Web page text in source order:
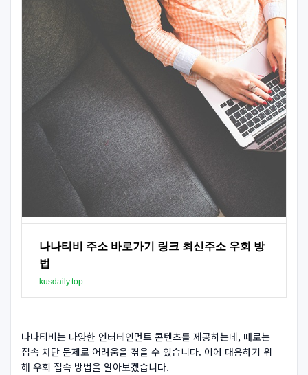
나나티비 주소 바로가기 링크 최신주소 우회 방
법
kusdaily.top
나나티비는 다양한 엔터테인먼트 콘텐츠를 제공하는데, 때로는
접속 차단 문제로 어려움을 겪을 수 있습니다. 이에 대응하기 위
해 우회 접속 방법을 알아보겠습니다.